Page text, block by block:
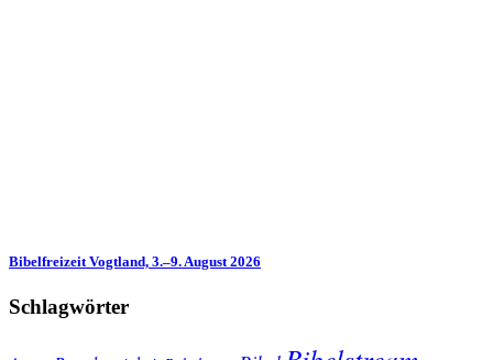
Bibelfreizeit Vogtland, 3.–9. August 2026
Schlagwörter